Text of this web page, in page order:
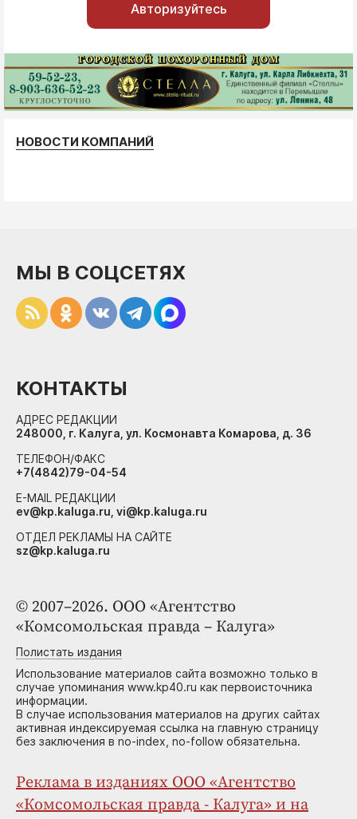
Авторизуйтесь
НОВОСТИ КОМПАНИЙ
© 2007–2026. ООО «Агентство
«Комсомольская правда – Калуга»
Полистать издания
Использование материалов сайта возможно только в
случае упоминания www.kp40.ru как первоисточника
информации.
В случае использования материалов на других сайтах
активная индексируемая ссылка на главную страницу
без заключения в no-index, no-follow обязательна.
Реклама в изданиях ООО «Агентство
«Комсомольская правда - Калуга» и на
МЫ В СОЦСЕТЯХ
КОНТАКТЫ
АДРЕС РЕДАКЦИИ
248000, г. Калуга, ул. Космонавта Комарова, д. 36
ТЕЛЕФОН/ФАКС
+7(4842)79-04-54
E-MAIL РЕДАКЦИИ
ev@kp.kaluga.ru, vi@kp.kaluga.ru
ОТДЕЛ РЕКЛАМЫ НА САЙТЕ
sz@kp.kaluga.ru